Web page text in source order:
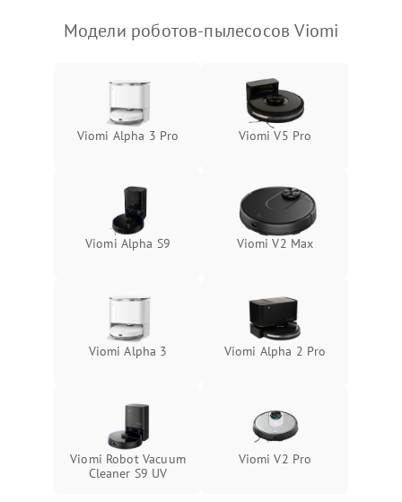
Модели роботов-пылесосов Viomi
Viomi Alpha 3 Pro Viomi V5 Pro
Viomi Alpha S9 Viomi V2 Max
Viomi Alpha 3 Viomi Alpha 2 Pro
Viomi Robot Vacuum
Cleaner S9 UV
Viomi V2 Pro